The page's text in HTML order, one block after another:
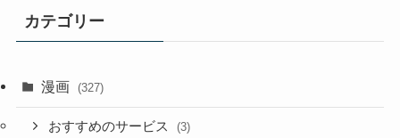
カテゴリー
漫画 (327)
おすすめのサービス (3)